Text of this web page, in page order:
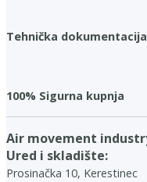
Tehnička
100% Sigurna kupnja
Air movement
Ured i skladište:
Prosinačka 10, Kerestinec